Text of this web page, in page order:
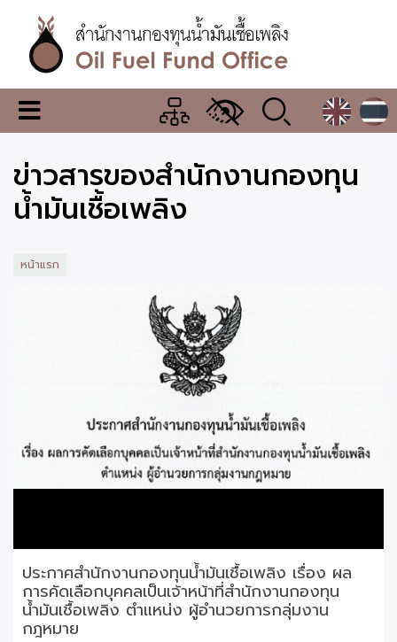
เนื้อหา
หลักสำนักงาน
กองทุน
น้ำมัน
เชื้อ
เมนู
เปลี่ยน
แสดง
ผล
ข่าวสารของสำนักงานกองทุน
น้ำมันเชื้อเพลิง
หน้าแรก
ประกาศสำนักงานกองทุนน้ำมันเชื้อเพลิง เรื่อง ผล
การคัดเลือกบุคคลเป็นเจ้าหน้าที่สำนักงานกองทุน
น้ำมันเชื้อเพลิง ตำแหน่ง ผู้อำนวยการกลุ่มงาน
กฎหมาย